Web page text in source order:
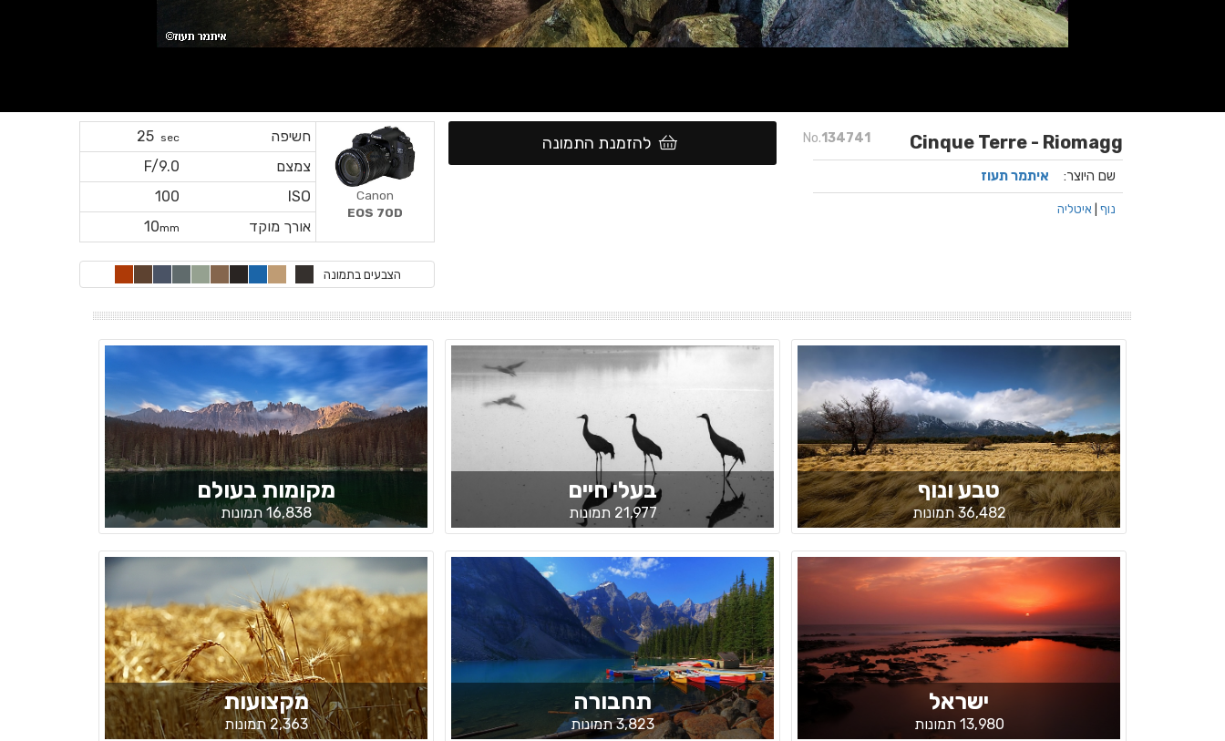
No.134741 Cinque Terre - Riomagg
שם היוצר: איתמר תעוז
נוף איטליה
חשיפה sec
25
צמצם
F/9.0
ISO
100
אורך מוקד
10mm
Canon
EOS 70D
הצבעים בתמונה
להזמנת התמונה
טבע ונוף
36,482 תמונות
בעלי חיים
21,977 תמונות
מקומות בעולם
16,838 תמונות
ישראל
13,980 תמונות
תחבורה
3,823 תמונות
מקצועות
2,363 תמונות